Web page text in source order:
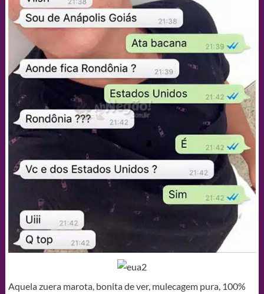
Aquela zuera marota, bonita de ver, mulecagem pura, 100%